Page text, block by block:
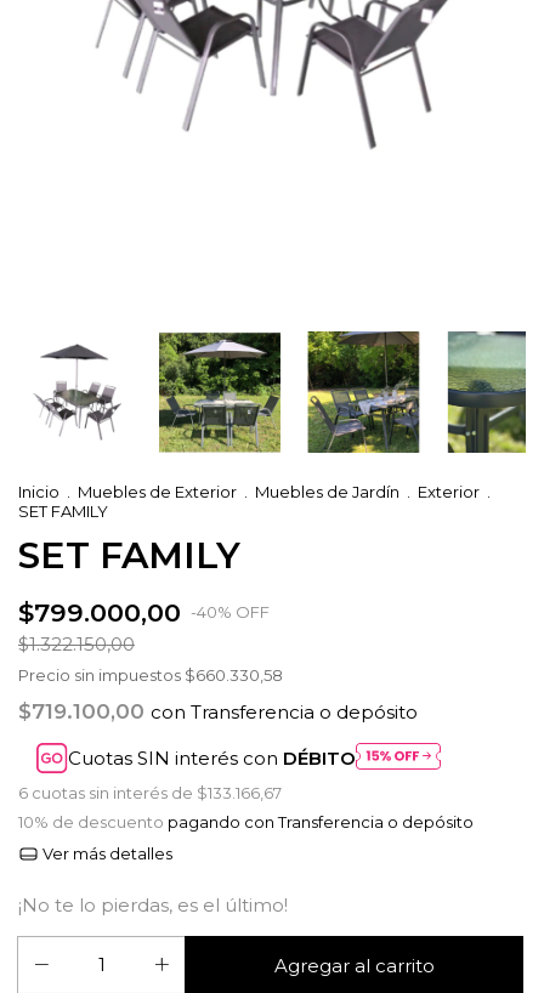
Inicio Muebles de Exterior Muebles de Jardín Exterior
SET FAMILY
SET FAMILY
$799.000,00 -40% OFF
$1.322.150,00
Precio sin impuestos $660.330,58
$719.100,00 con Transferencia o depósito
Cuotas SIN interés con DÉBITO
6 cuotas sin interés de $133.166,67
10% de descuento pagando con Transferencia o depósito
Ver más detalles
¡No te lo pierdas, es el último!